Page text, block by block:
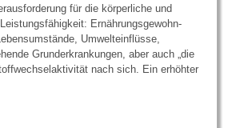
für die körperliche und
Ernährungsgewohn­
Umweltein­flüsse,
Grunder­krankungen, aber auch „die
nach sich. Ein erhöhter